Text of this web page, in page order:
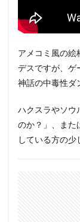
アメコミ風の絵
デスですが、ゲ
神話の中毒性ダ
ハクスラやソウ
のか？」、また
している方の少